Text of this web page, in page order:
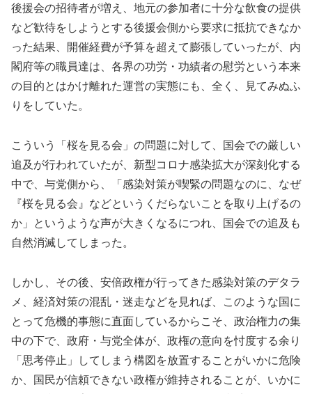
後援会の招待者が増え、地元の参加者に十分な飲食の提供
など歓待をしようとする後援会側から要求に抵抗できなか
った結果、開催経費が予算を超えて膨張していったが、内
閣府等の職員達は、各界の功労・功績者の慰労という本来
の目的とはかけ離れた運営の実態にも、全く、見てみぬふ
りをしていた。
こういう「桜を見る会」の問題に対して、国会での厳しい
追及が行われていたが、新型コロナ感染拡大が深刻化する
中で、与党側から、「感染対策が喫緊の問題なのに、なぜ
『桜を見る会』などというくだらないことを取り上げるの
か」というような声が大きくなるにつれ、国会での追及も
自然消滅してしまった。
しかし、その後、安倍政権が行ってきた感染対策のデタラ
メ、経済対策の混乱・迷走などを見れば、このような国に
とって危機的事態に直面しているからこそ、政治権力の集
中の下で、政府・与党全体が、政権の意向を忖度する余り
「思考停止」してしまう構図を放置することがいかに危険
か、国民が信頼できない政権が維持されることが、いかに